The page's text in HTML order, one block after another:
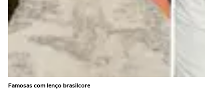
Famosas com lenço brasilcore